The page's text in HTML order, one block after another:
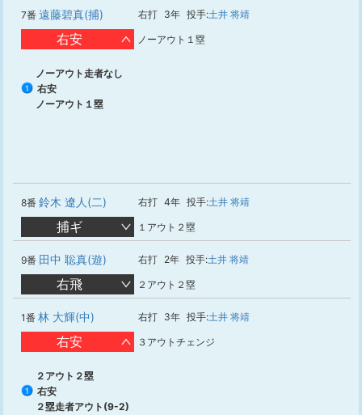
7番 遠藤碧真(捕) 右打 3年 投手:土井 将靖
右安 ノーアウト１塁
ノーアウト走者なし
1
右安
ノーアウト１塁
8番 鈴木 遼人(二) 右打 4年 投手:土井 将靖
捕ギ １アウト２塁
9番 田中 聡真(遊) 右打 2年 投手:土井 将靖
右飛 ２アウト２塁
1番 林 大輝(中) 右打 3年 投手:土井 将靖
右安 ３アウトチェンジ
２アウト２塁
1
右安
２塁走者アウト(9-2)